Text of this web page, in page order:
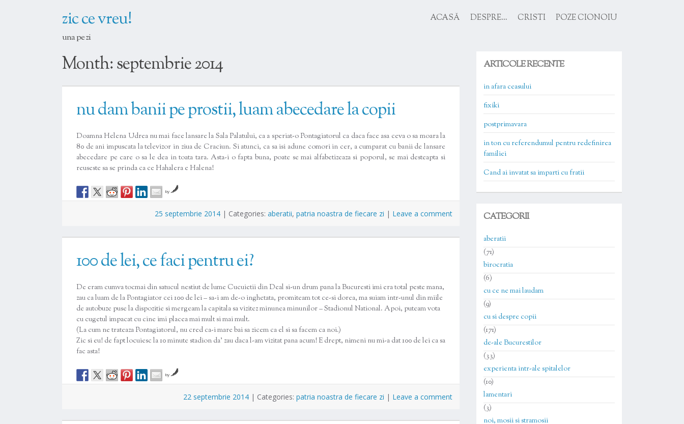
zic ce vreu!
una pe zi
ACASĂ DESPRE… CRISTI POZE CIONOIU
Month:septembrie 2014
nu dam banii pe prostii, luam abecedare la copii
Doamna Helena Udrea nu mai face lansare la Sala Palatului, ca a speriat-o Pontagiatorul ca daca face asa ceva o sa moara la
80 de ani impuscata la televizor in ziua de Craciun. Si atunci, ca sa isi adune comori in cer, a cumparat cu banii de lansare
abecedare pe care o sa le dea in toata tara. Asta-i o fapta buna, poate se mai alfabetizeaza si poporul, se mai desteapta si
reuseste sa se prinda ca ce Hahalera e Halena!
by
25 septembrie 2014 | Categories: aberatii, patria noastra de fiecare zi | Leave a comment
100 de lei, ce faci pentru ei?
De eram cumva tocmai din satucul nestiut de lume Cucuietii din Deal si-un drum pana la Bucuresti imi era total peste mana,
zau ca luam de la Pontagiator cei 100 de lei – sa-i am de-o inghetata, promiteam tot ce-si dorea, ma suiam intr-unul din miile
de autobuze puse la dispozitie si mergeam la capitala sa vizitez minunea minunilor – Stadionul National. Apoi, puteam vota
cu cugetul impacat cu cine imi placea mai mult si mai mult.
(La cum ne trateaza Pontagiatorul, nu cred ca-i mare bai sa zicem ca el si sa facem ca noi.)
Zic si eu! de fapt locuiesc la 10 minute stadion da’ zau daca l-am vizitat pana acum! E drept, nimeni nu mi-a dat 100 de lei ca sa
fac asta!
by
22 septembrie 2014 | Categories: patria noastra de fiecare zi | Leave a comment
ARTICOLE RECENTE
in afara ceasului
fixiki
postprimavara
in ton cu referendumul pentru redefinirea
familiei
Cand ai invatat sa imparti cu fratii
CATEGORII
aberatii
(71)
birocratia
(6)
cu ce ne mai laudam
(9)
cu si despre copii
(171)
de-ale Bucurestilor
(33)
experienta intr-ale spitalelor
(10)
lamentari
(3)
noi, mosii si stramosii